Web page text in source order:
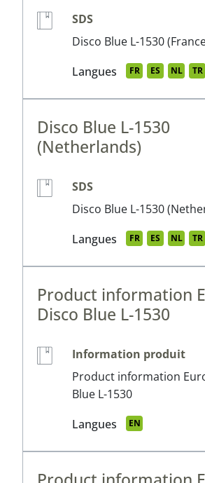
SDS
Disco Blue L-1530
Langues
FR ES NL TR
Disco Blue L-1530
(Netherlands)
SDS
Disco Blue L-1530
Langues
FR ES NL TR
Product information
Disco Blue L-1530
Information produit
Product information
Blue L-1530
Langues
EN